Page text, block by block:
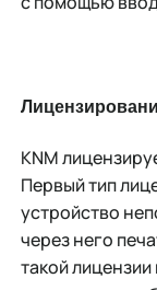
KNM
Первый тип
устройство
через него
такой